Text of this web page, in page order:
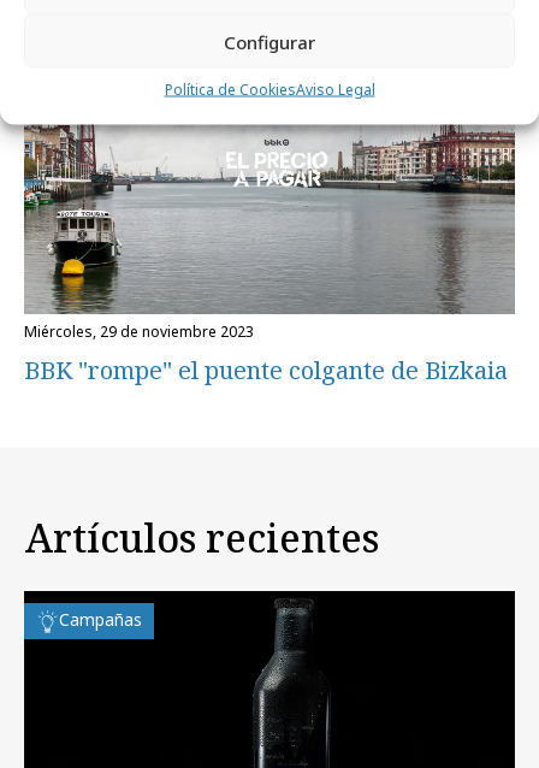
Configurar
Política de CookiesAviso Legal
miércoles, 29 de noviembre 2023
BBK "rompe" el puente colgante de Bizkaia
Artículos recientes
Campañas